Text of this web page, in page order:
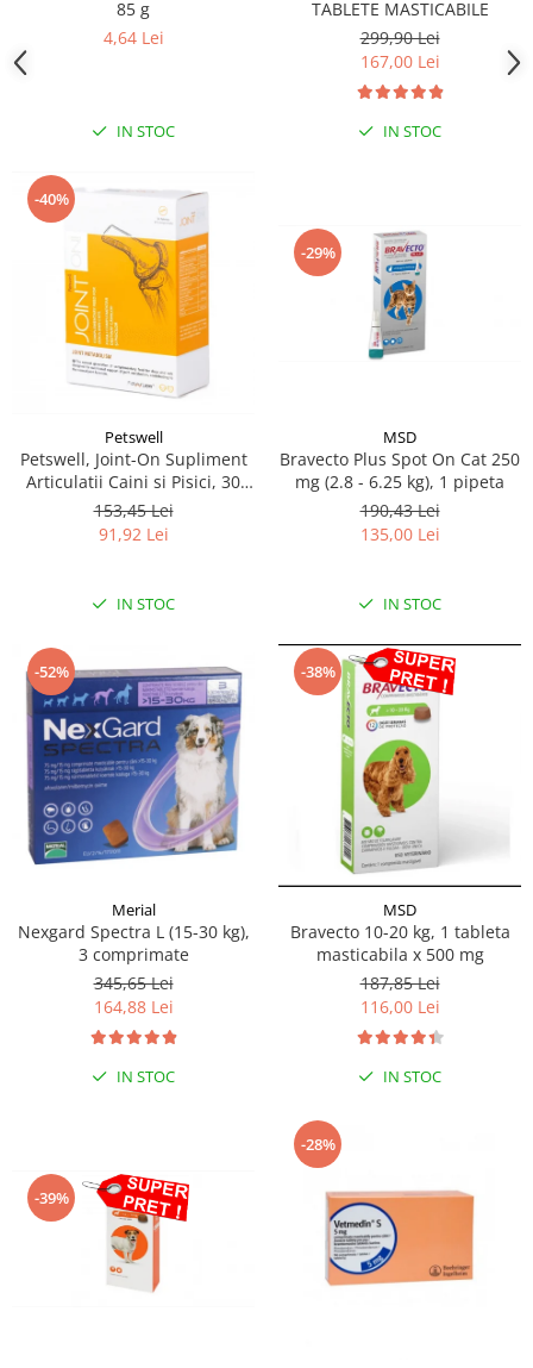
85 g
4,64 Lei
IN STOC
TABLETE MASTICABILE
299,90 Lei
167,00 Lei
IN STOC
-40%
Petswell
Petswell, Joint-On Supliment
Articulatii Caini si Pisici, 30
tablete
153,45 Lei
91,92 Lei
IN STOC
-29%
MSD
Bravecto Plus Spot On Cat 250
mg (2.8 - 6.25 kg), 1 pipeta
190,43 Lei
135,00 Lei
IN STOC
-52%
Merial
Nexgard Spectra L (15-30 kg),
3 comprimate
345,65 Lei
164,88 Lei
IN STOC
-38%
MSD
Bravecto 10-20 kg, 1 tableta
masticabila x 500 mg
187,85 Lei
116,00 Lei
IN STOC
-39%
-28%